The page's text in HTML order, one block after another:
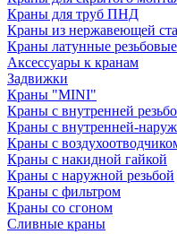
Краны для труб ПНД
Краны из нержавеющей
Краны латунные резьбовые
Аксессуары к кранам
Задвижки
Краны "MINI"
Краны с внутренней
Краны с внутренней-
Краны с
Краны с накидной гайкой
Краны с наружной резьбой
Краны с фильтром
Краны со сгоном
Сливные краны